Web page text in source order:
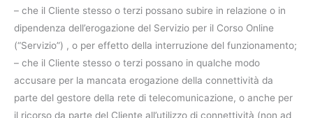
– che il Cliente stesso o terzi possano subire in relazione o in
dipendenza dell’erogazione del Servizio per il Corso Online
(“Servizio”) , o per effetto della interruzione del funzionamento;
– che il Cliente stesso o terzi possano in qualche modo
accusare per la mancata erogazione della connettività da
parte del gestore della rete di telecomunicazione, o anche per
il ricorso da parte del Cliente all’utilizzo di connettività (non ad